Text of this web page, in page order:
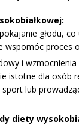
głodu,
wspomóc proces
i
istotne dla osób
lub
diety